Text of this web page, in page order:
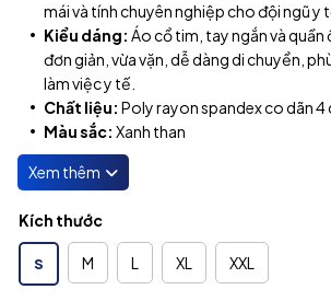
mái và tính chuyên nghiệp cho đội ngũ y
Kiểu dáng: ​ Áo cổ tim, tay ngắn và
đơn giản, vừa vặn, dễ dàng di chuyển,
làm việc y tế.
Chất liệu: Poly rayon spandex co dãn 4
Màu sắc: Xanh than
Kích thước
S M L XL XXL